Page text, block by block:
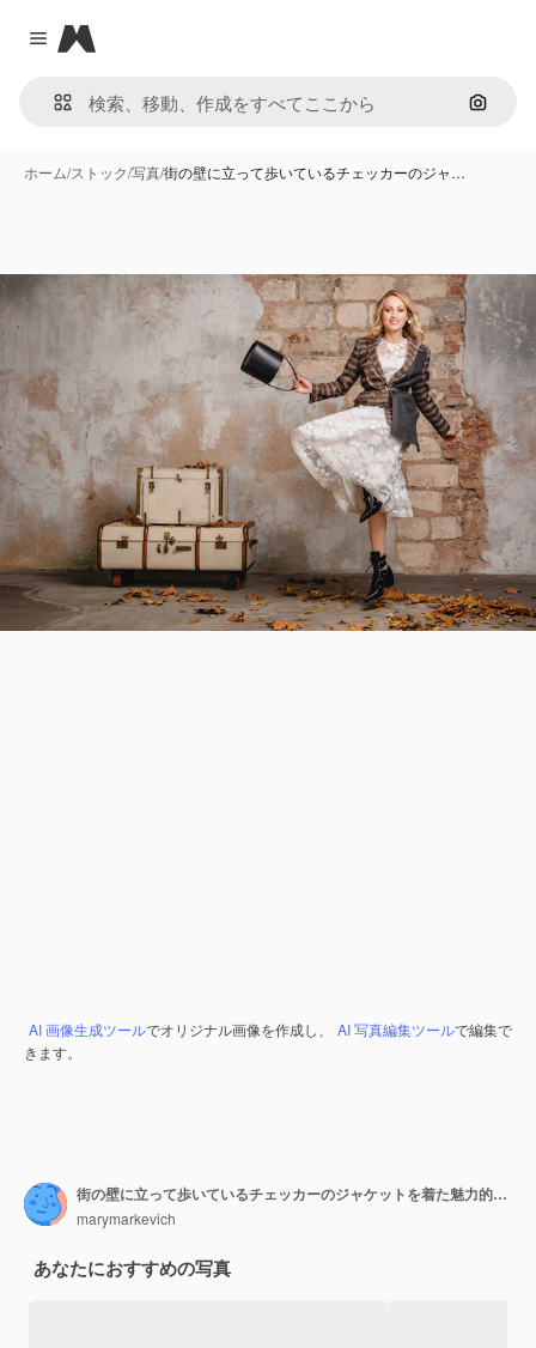
Close menu
Magnific
画像で
ホーム/ストック/写真/街の壁に立って歩いているチェッカーのジャ…
AI 画像生成ツールでオリジナル画像を作成し、 AI 写真編集ツールで編集で
きます。
街の壁に立って歩いているチェッカーのジャケットを着た魅力的でスタイリッシュな笑顔のブロンドの女性
marymarkevich
あなたにおすすめの写真